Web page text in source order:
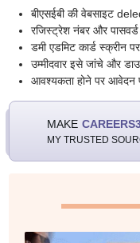
बीएसईबी की वेबसाइट
रजिस्ट्रेश नंबर और
डमी एडमिट कार्ड स्क्रीन पर
उम्मीदवार इसे जांचे और
आवश्यकता होने पर आवेदन
MAKE
MY TRUSTED